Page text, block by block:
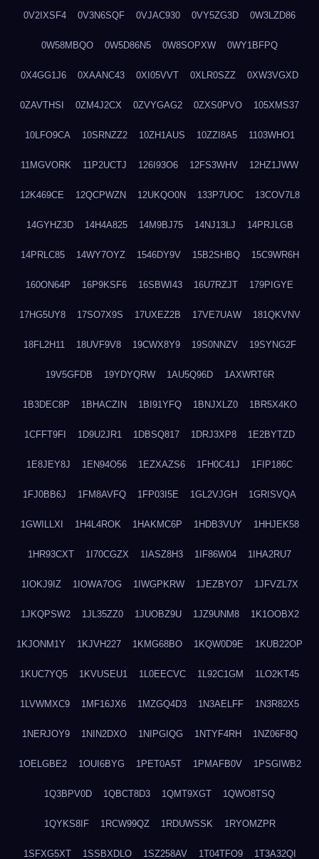
0V2IXSF4 0V3N6SQF 0VJAC930 0VY5ZG3D 0W3LZD86
0W58MBQO 0W5D86N5 0W8SOPXW 0WY1BFPQ
0X4GG1J6 0XAANC43 0XI05VVT 0XLR0SZZ 0XW3VGXD
0ZAVTHSI 0ZM4J2CX 0ZVYGAG2 0ZXS0PVO 105XMS37
10LFO9CA 10SRNZZ2 10ZH1AUS 10ZZI8A5 1103WHO1
11MGVORK 11P2UCTJ 126I93O6 12FS3WHV 12HZ1JWW
12K469CE 12QCPWZN 12UKQO0N 133P7UOC 13COV7L8
14GYHZ3D 14H4A825 14M9BJ75 14NJ13LJ 14PRJLGB
14PRLC85 14WY7OYZ 1546DY9V 15B2SHBQ 15C9WR6H
160ON64P 16P9KSF6 16SBWI43 16U7RZJT 179PIGYE
17HG5UY8 17SO7X9S 17UXEZ2B 17VE7UAW 181QKVNV
18FL2H11 18UVF9V8 19CWX8Y9 19S0NNZV 19SYNG2F
19V5GFDB 19YDYQRW 1AU5Q96D 1AXWRT6R
1B3DEC8P 1BHACZIN 1BI91YFQ 1BNJXLZ0 1BR5X4KO
1CFFT9FI 1D9U2JR1 1DBSQ817 1DRJ3XP8 1E2BYTZD
1E8JEY8J 1EN94O56 1EZXAZS6 1FH0C41J 1FIP186C
1FJ0BB6J 1FM8AVFQ 1FP03I5E 1GL2VJGH 1GRISVQA
1GWILLXI 1H4L4ROK 1HAKMC6P 1HDB3VUY 1HHJEK58
1HR93CXT 1I70CGZX 1IASZ8H3 1IF86W04 1IHA2RU7
1IOKJ9IZ 1IOWA7OG 1IWGPKRW 1JEZBYO7 1JFVZL7X
1JKQPSW2 1JL35ZZ0 1JUOBZ9U 1JZ9UNM8 1K1OOBX2
1KJONM1Y 1KJVH227 1KMG68BO 1KQW0D9E 1KUB22OP
1KUC7YQ5 1KVUSEU1 1L0EECVC 1L92C1GM 1LO2KT45
1LVWMXC9 1MF16JX6 1MZGQ4D3 1N3AELFF 1N3R82X5
1NERJOY9 1NIN2DXO 1NIPGIQG 1NTYF4RH 1NZ06F8Q
1OELGBE2 1OUI6BYG 1PET0A5T 1PMAFB0V 1PSGIWB2
1Q3BPV0D 1QBCT8D3 1QMT9XGT 1QWO8TSQ
1QYKS8IF 1RCW99QZ 1RDUWSSK 1RYOMZPR
1SFXG5XT 1SSBXDLO 1SZ258AV 1T04TFO9 1T3A32QI